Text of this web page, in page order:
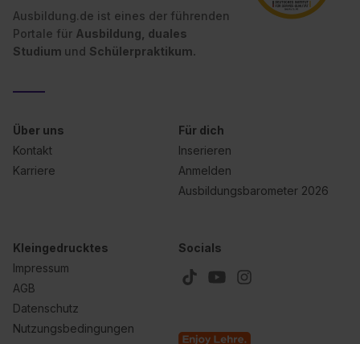
Ausbildung.de ist eines der führenden
Portale für Ausbildung, duales
Studium und Schülerpraktikum.
Über uns
Kontakt
Karriere
Für dich
Inserieren
Anmelden
Ausbildungsbarometer 2026
Kleingedrucktes
Impressum
AGB
Datenschutz
Nutzungsbedingungen
Socials